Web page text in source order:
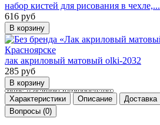
набор кистей для рисования в чехле,...
616 руб
лак акриловый матовый olki-2032
285 руб
Характеристики Описание Доставка
Вопросы (0)